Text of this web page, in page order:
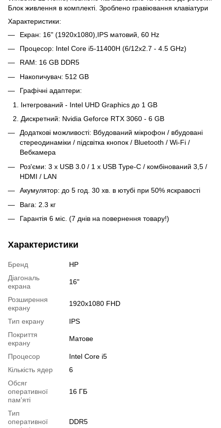
Блок живлення в комплекті. Зроблено гравіювання клавіатури
Характеристики:
Екран: 16" (1920x1080),IPS матовий, 60 Hz
Процесор: Intel Core i5-11400H (6/12x2.7 - 4.5 GHz)
RAM: 16 GB DDR5
Накопичувач: 512 GB
Графічні адаптери:
Інтегрований - Intel UHD Graphics до 1 GB
Дискретний: Nvidia Geforce RTX 3060 - 6 GB
Додаткові можливості: Вбудований мікрофон / вбудовані
стереодинаміки / підсвітка кнопок / Bluetooth / Wi-Fi /
Вебкамера
Роз'єми: 3 x USB 3.0 / 1 x USB Type-C / комбінований 3,5 /
HDMI / LAN
Акумулятор: до 5 год. 30 хв. в ютубі при 50% яскравості
Вага: 2.3 кг
Гарантія 6 міс. (7 днів на повернення товару!)
Характеристики
Бренд
HP
Діагональ
екрана
16"
Розширення
екрану
1920x1080 FHD
Тип екрану
IPS
Покриття
екрану
Матове
Процесор
Intel Core i5
Кількість ядер
6
Обсяг
оперативної
пам'яті
16 ГБ
Тип
оперативної
DDR5